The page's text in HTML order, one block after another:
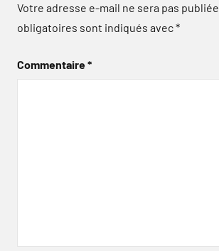
Votre adresse e-mail ne sera pas publiée.
obligatoires sont indiqués avec*
Commentaire*